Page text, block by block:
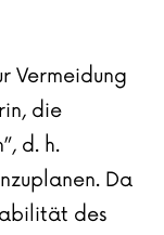
Vermeidung
die
d. h.
Da
des